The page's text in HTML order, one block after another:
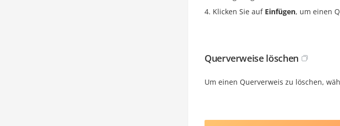
Klicken Sie auf Einfügen, um einen
Querverweise löschen
Um einen Querverweis zu löschen,